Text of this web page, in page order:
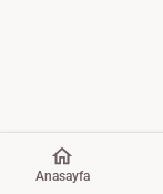
Anasayfa